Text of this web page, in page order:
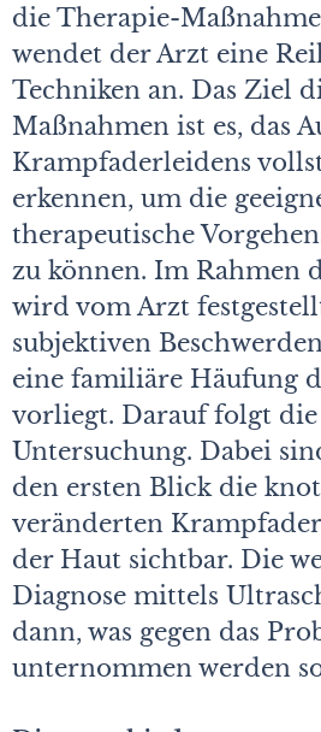
die Therapie-
wendet der Arzt eine
Techniken an. Das Ziel
Maßnahmen ist es, das
Krampfaderleidens
erkennen, um die
therapeutische
zu können. Im Rahmen
wird vom Arzt
subjektiven
eine familiäre Häufung
vorliegt. Darauf folgt
Untersuchung. Dabei
den ersten Blick die
veränderten
der Haut sichtbar. Die
Diagnose mittels
dann, was gegen das
unternommen werden